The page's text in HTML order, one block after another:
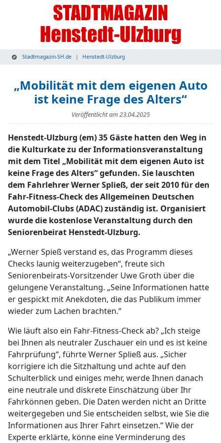
Stadtmagazin-SH.de Henstedt-Ulzburg
„Mobilität mit dem eigenen Auto
ist keine Frage des Alters“
Veröffentlicht am23.04.2025
Henstedt-Ulzburg (em) 35 Gäste hatten den Weg in
die Kulturkate zu der Informationsveranstaltung
mit dem Titel „Mobilität mit dem eigenen Auto ist
keine Frage des Alters“ gefunden. Sie lauschten
dem Fahrlehrer Werner Spließ, der seit 2010 für den
Fahr-Fitness-Check des Allgemeinen Deutschen
Automobil-Clubs (ADAC) zuständig ist. Organisiert
wurde die kostenlose Veranstaltung durch den
Seniorenbeirat Henstedt-Ulzburg.
„Werner Spieß verstand es, das Programm dieses
Checks launig weiterzugeben“, freute sich
Seniorenbeirats-Vorsitzender Uwe Groth über die
gelungene Veranstaltung. „Seine Informationen hatte
er gespickt mit Anekdoten, die das Publikum immer
wieder zum Lachen brachten.“
Wie läuft also ein Fahr-Fitness-Check ab? „Ich steige
bei Ihnen als neutraler Zuschauer ein und es ist keine
Fahrprüfung“, führte Werner Spließ aus. „Sicher
korrigiere ich die Sitzhaltung und achte auf den
Schulterblick und einiges mehr, werde Ihnen danach
eine neutrale und diskrete Einschätzung über Ihr
Fahrkönnen geben. Die Daten werden nicht an Dritte
weitergegeben und Sie entscheiden selbst, wie Sie die
Informationen aus Ihrer Fahrt einsetzen.“ Wie der
Experte erklärte, könne eine Verminderung des